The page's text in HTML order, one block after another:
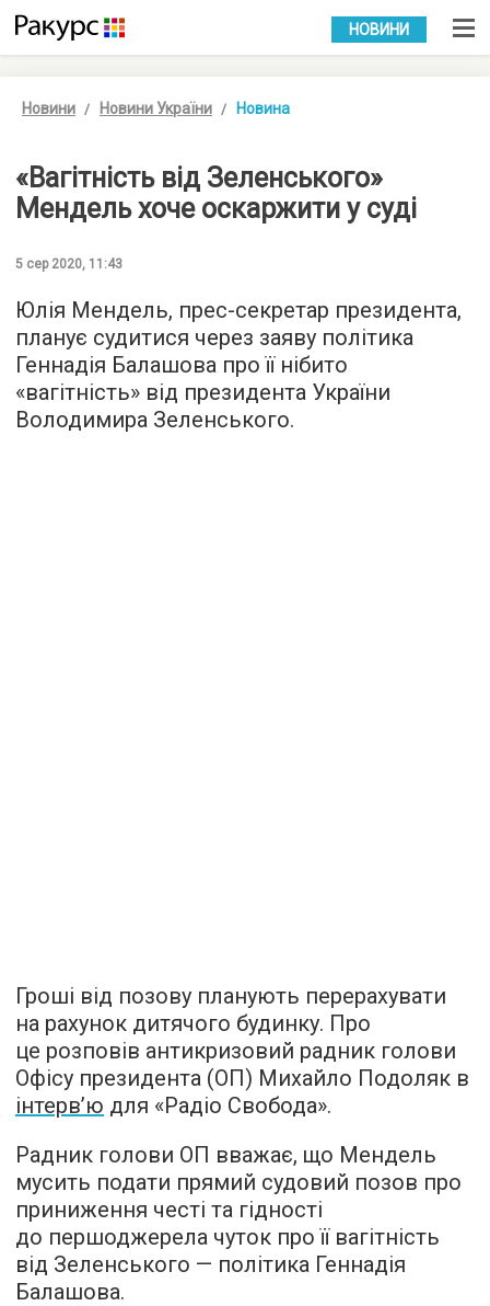
УКР РУС
НОВИНИ
Новини Новини України Новина
«Вагітність від Зеленського»
Мендель хоче оскаржити у суді
5 сер 2020, 11:43
Юлія Мендель, прес-секретар президента,
планує судитися через заяву політика
Геннадія Балашова про її нібито
«вагітність» від президента України
Володимира Зеленського.
Гроші від позову планують перерахувати
на рахунок дитячого будинку. Про
це розповів антикризовий радник голови
Офісу президента (ОП) Михайло Подоляк в
інтерв’ю для «Радіо Свобода».
Радник голови ОП вважає, що Мендель
мусить подати прямий судовий позов про
приниження честі та гідності
до першоджерела чуток про її вагітність
від Зеленського — політика Геннадія
Балашова.